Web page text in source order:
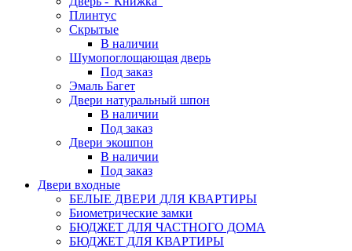
Плинтус
Скрытые
В наличии
Шумопоглощающая дверь
Под заказ
Эмаль Багет
Двери натуральный шпон
В наличии
Под заказ
Двери экошпон
В наличии
Под заказ
Двери входные
БЕЛЫЕ ДВЕРИ ДЛЯ КВАРТИРЫ
Биометрические замки
БЮДЖЕТ ДЛЯ ЧАСТНОГО ДОМА
БЮДЖЕТ ДЛЯ КВАРТИРЫ